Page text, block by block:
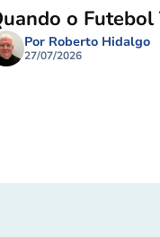
o Futebol
Por Roberto Hidalgo
27/07/2026